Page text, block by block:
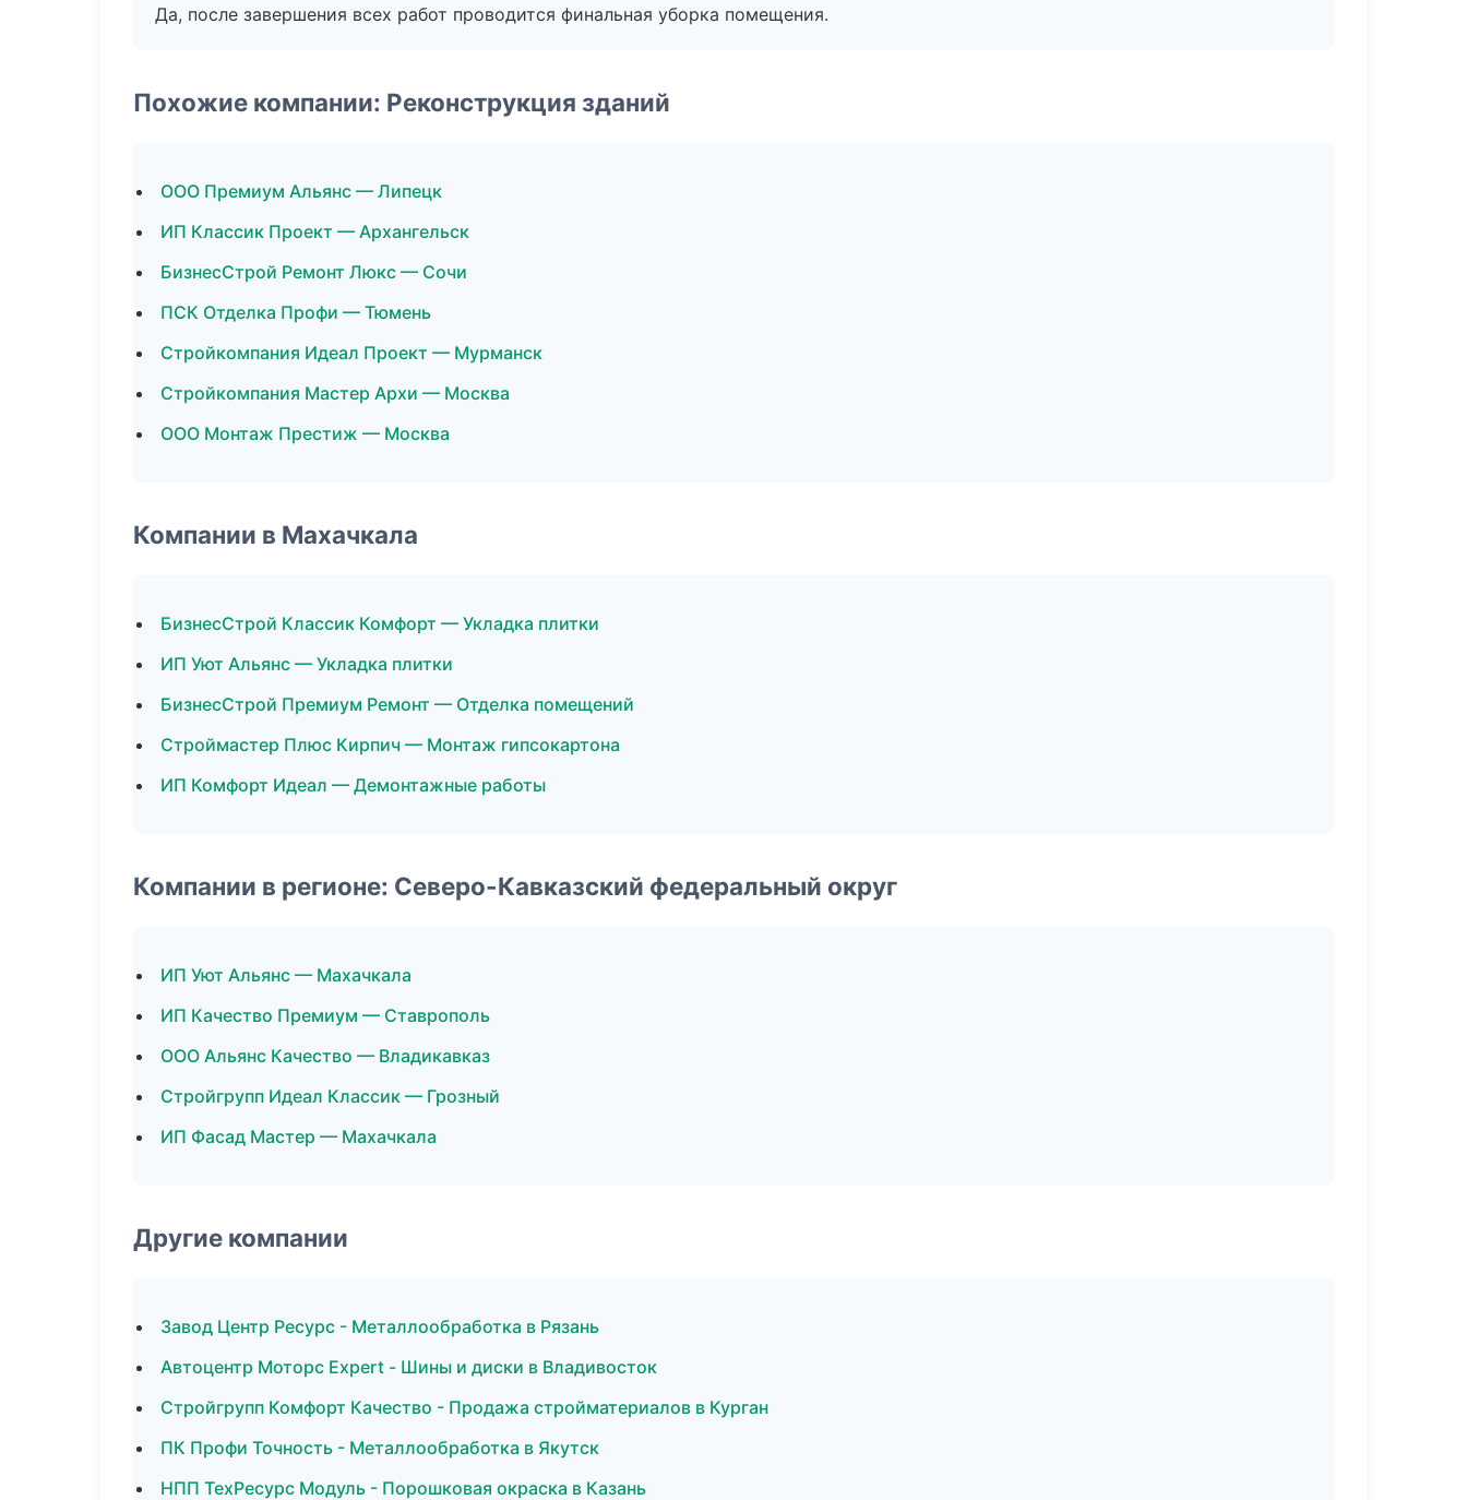
Да, после завершения всех работ проводится финальная уборка помещения.
Похожие компании: Реконструкция зданий
ООО Премиум Альянс — Липецк
ИП Классик Проект — Архангельск
БизнесСтрой Ремонт Люкс — Сочи
ПСК Отделка Профи — Тюмень
Стройкомпания Идеал Проект — Мурманск
Стройкомпания Мастер Архи — Москва
ООО Монтаж Престиж — Москва
Компании в Махачкала
БизнесСтрой Классик Комфорт — Укладка плитки
ИП Уют Альянс — Укладка плитки
БизнесСтрой Премиум Ремонт — Отделка помещений
Строймастер Плюс Кирпич — Монтаж гипсокартона
ИП Комфорт Идеал — Демонтажные работы
Компании в регионе: Северо-Кавказский федеральный округ
ИП Уют Альянс — Махачкала
ИП Качество Премиум — Ставрополь
ООО Альянс Качество — Владикавказ
Стройгрупп Идеал Классик — Грозный
ИП Фасад Мастер — Махачкала
Другие компании
Завод Центр Ресурс - Металлообработка в Рязань
Автоцентр Моторс Expert - Шины и диски в Владивосток
Стройгрупп Комфорт Качество - Продажа стройматериалов в Курган
ПК Профи Точность - Металлообработка в Якутск
НПП ТехРесурс Модуль - Порошковая окраска в Казань